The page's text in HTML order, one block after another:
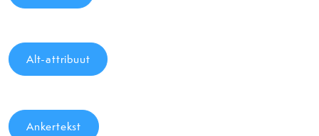
Alt-attribuut
Ankertekst